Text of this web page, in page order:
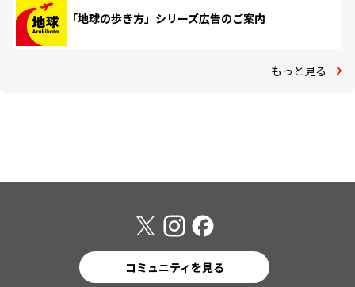
「地球の歩き方」シリーズ広告のご案内
もっと見る
コミュニティを見る